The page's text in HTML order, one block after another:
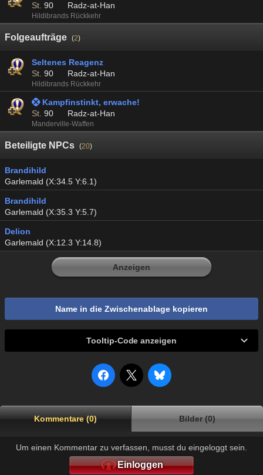
St. 90 Radz-at-Han
Hildibrands Rückkehr
Folgeaufträge (2)
Seltenes Reagenz
St. 90 Radz-at-Han
Hildibrands Rückkehr
 Kampfinstinkt, erwache!
St. 90 Radz-at-Han
Manderville-Waffen
Beteiligte NPCs (20)
Brandihild
Garlemald (X:34.5 Y:6.1)
Brandihild
Garlemald (X:35.3 Y:5.7)
Delion
Garlemald (X:12.3 Y:14.8)
Anzeigen
Name in die Zwischenablage kopieren
Tooltip-Code anzeigen
Kommentare (0) Bilder (0)
Um einen Kommentar zu verfassen, musst du eingeloggt sein.
Einloggen